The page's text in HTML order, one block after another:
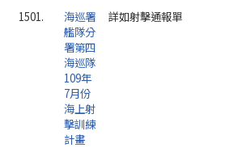
1501.
海巡署
艦隊分
署第四
海巡隊
109年
7月份
海上射
擊訓練
計畫
詳如射擊通報單